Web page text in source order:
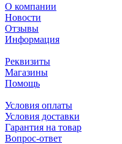
О компании
Новости
Отзывы
Информация
Реквизиты
Магазины
Помощь
Условия оплаты
Условия доставки
Гарантия на товар
Вопрос-ответ